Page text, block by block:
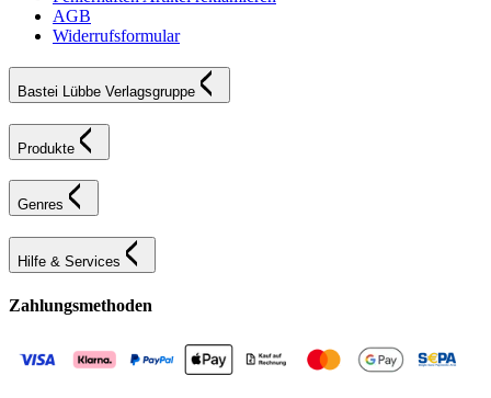
AGB
Widerrufsformular
Bastei Lübbe Verlagsgruppe
Produkte
Genres
Hilfe & Services
Zahlungsmethoden